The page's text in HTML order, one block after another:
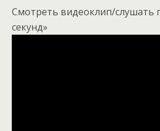
Смотреть видеоклип/слушать
секунд»